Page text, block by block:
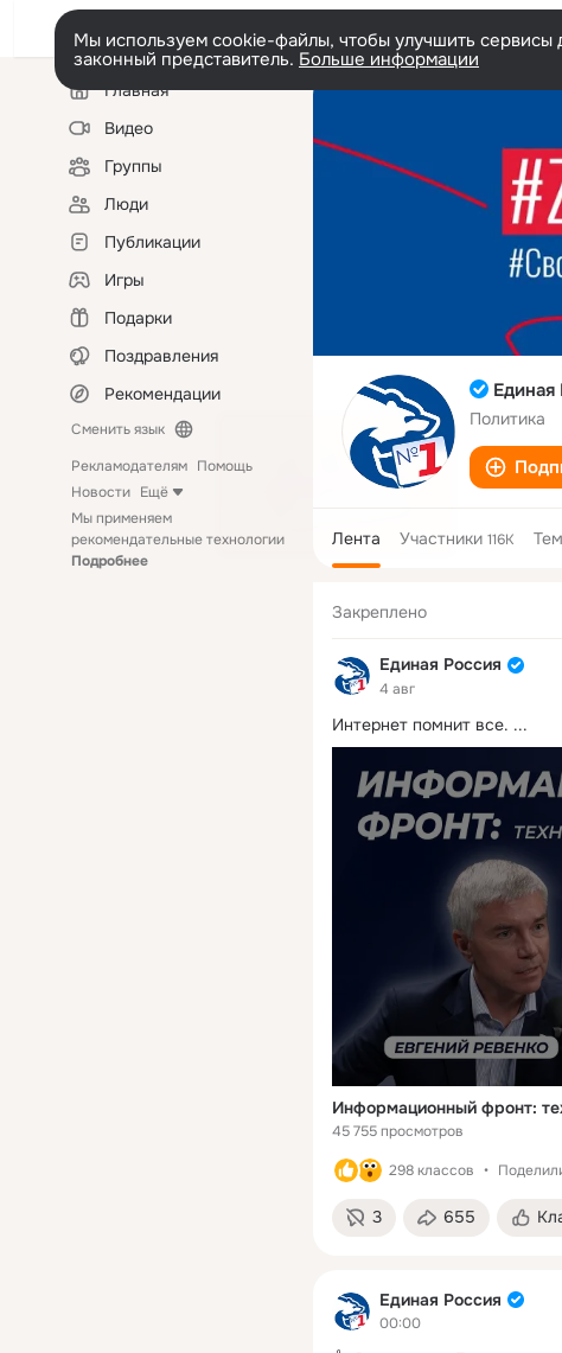
Мы используем cookie-файлы, чтобы улучшить сервисы
законный представитель. Больше информации
Левая
колонкаГлавная
Видео
Группы
Люди
Публикации
Игры
Подарки
Поздравления
Рекомендации
Сменить язык
Рекламодателям Помощь
Новости Ещё
Мы применяем
рекомендательные технологии
Подробнее
Единая
Политика
Лента Участники 116K
Закреплено
Единая Россия
4 авг
Интернет помнит все. ...
Информационный фронт:
45 755 просмотров
298 классов
3 655
Единая Россия
00:00